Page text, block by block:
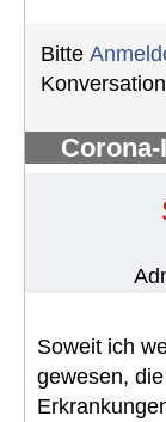
Bitte
Soweit ich
gewesen,